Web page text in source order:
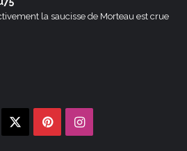
la saucisse de Morteau est crue
PinterestInstagram